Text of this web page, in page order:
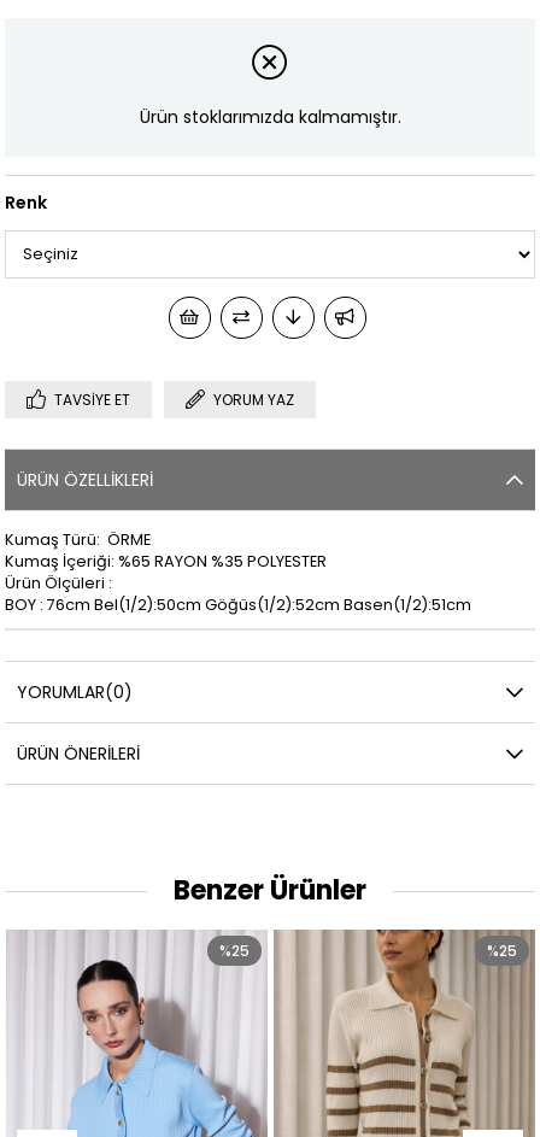
Ürün stoklarımızda kalmamıştır.
Renk
TAVSIYE ET YORUM YAZ
ÜRÜN ÖZELLIKLERI
Kumaş Türü: ÖRME
Kumaş İçeriği: %65 RAYON %35 POLYESTER
Ürün Ölçüleri :
BOY : 76cm Bel(1/2):50cm Göğüs(1/2):52cm Basen(1/2):51cm
YORUMLAR(0)
ÜRÜN ÖNERILERI
Benzer Ürünler
%25 %25